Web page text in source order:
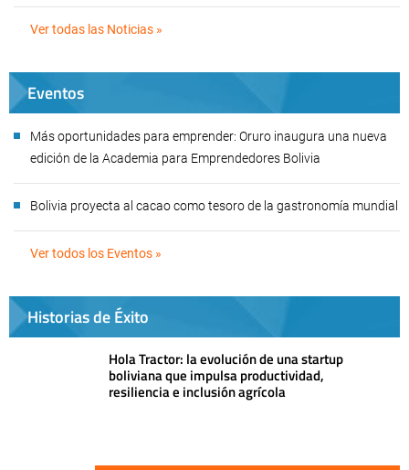
Ver todas las Noticias »
Eventos
Más oportunidades para emprender: Oruro inaugura una nueva
edición de la Academia para Emprendedores Bolivia
Bolivia proyecta al cacao como tesoro de la gastronomía mundial
Ver todos los Eventos »
Historias de Éxito
Hola Tractor: la evolución de una startup
boliviana que impulsa productividad,
resiliencia e inclusión agrícola